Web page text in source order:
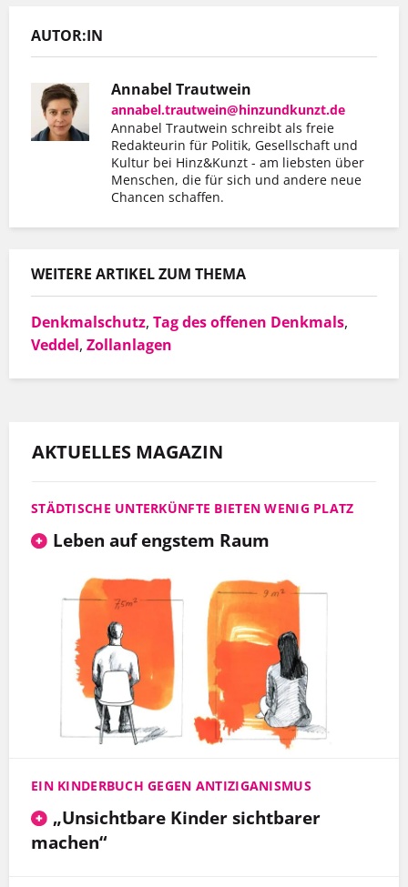
AUTOR:IN
Annabel Trautwein
annabel.trautwein@hinzundkunzt.de
Annabel Trautwein schreibt als freie
Redakteurin für Politik, Gesellschaft und
Kultur bei Hinz&Kunzt - am liebsten über
Menschen, die für sich und andere neue
Chancen schaffen.
WEITERE ARTIKEL ZUM THEMA
Denkmalschutz, Tag des offenen Denkmals,
Veddel, Zollanlagen
Er hat mit Hinz&Kunzt nicht nur eine
Wohnung gefunden, sondern auch einen
MEHR INFOS
AKTUELLES MAGAZIN
STÄDTISCHE UNTERKÜNFTE BIETEN WENIG PLATZ
Leben auf engstem Raum
EIN KINDERBUCH GEGEN ANTIZIGANISMUS
„Unsichtbare Kinder sichtbarer
machen“